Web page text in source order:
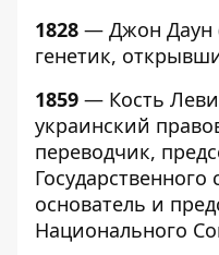
1828 — Джон Даун
генетик,
1859 — Кость
украинский
переводчик,
основатель и
Национального